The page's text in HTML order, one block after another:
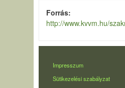
Forrás
http://www.kvvm.hu/
LÁBLÉC
Impresszum
Sütikezelési szabályzat